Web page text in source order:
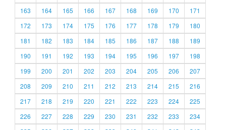
163
164 165 166 167 168 169 170
171
172
173 174 175 176 177 178 179
180
181
182 183 184 185 186 187 188
189
190
191 192 193 194 195 196 197
198
199
200 201 202 203 204 205 206
207
208
209 210 211 212 213 214 215
216
217
218 219 220 221 222 223 224
225
226
227 228 229 230 231 232 233
234